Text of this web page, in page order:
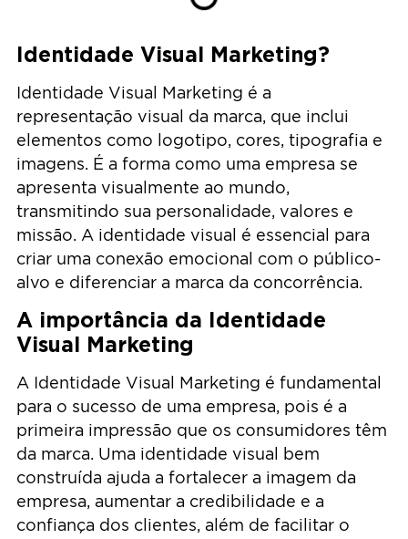
Identidade Visual Marketing?
Identidade Visual Marketing é a
representação visual da marca, que inclui
elementos como logotipo, cores, tipografia e
imagens. É a forma como uma empresa se
apresenta visualmente ao mundo,
transmitindo sua personalidade, valores e
missão. A identidade visual é essencial para
criar uma conexão emocional com o público-
alvo e diferenciar a marca da concorrência.
A importância da Identidade
Visual Marketing
A Identidade Visual Marketing é fundamental
para o sucesso de uma empresa, pois é a
primeira impressão que os consumidores têm
da marca. Uma identidade visual bem
construída ajuda a fortalecer a imagem da
empresa, aumentar a credibilidade e a
confiança dos clientes, além de facilitar o